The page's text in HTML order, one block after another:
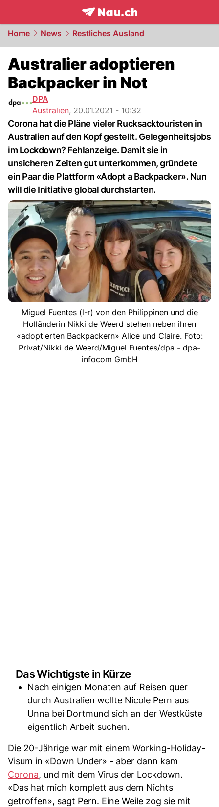
frontpage.NAU.ch
Home News Restliches Ausland
Australier adoptieren
Backpacker in Not
DPA
Australien, 20.01.2021 - 10:32
Corona hat die Pläne vieler Rucksacktouristen in
Australien auf den Kopf gestellt. Gelegenheitsjobs
im Lockdown? Fehlanzeige. Damit sie in
unsicheren Zeiten gut unterkommen, gründete
ein Paar die Plattform «Adopt a Backpacker». Nun
will die Initiative global durchstarten.
Miguel Fuentes (l-r) von den Philippinen und die
Holländerin Nikki de Weerd stehen neben ihren
«adoptierten Backpackern» Alice und Claire. Foto:
Privat/Nikki de Weerd/Miguel Fuentes/dpa - dpa-
infocom GmbH
Das Wichtigste in Kürze
Nach einigen Monaten auf Reisen quer
durch Australien wollte Nicole Pern aus
Unna bei Dortmund sich an der Westküste
eigentlich Arbeit suchen.
Die 20-Jährige war mit einem Working-Holiday-
Visum in «Down Under» - aber dann kam
Corona, und mit dem Virus der Lockdown.
«Das hat mich komplett aus dem Nichts
getroffen», sagt Pern. Eine Weile zog sie mit